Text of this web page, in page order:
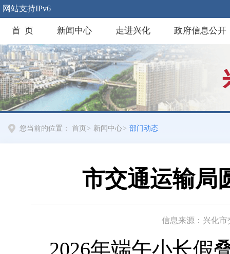
网站支持IPv6
首 页 新闻中心 走进兴化 政府信息公开
您当前的位置： 首页 > 新闻中心> 部门动态
市交通运输局
信息来源：兴化市
2026年端午小长假